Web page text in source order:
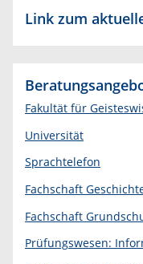
Link zum
Fakultät für
Universität
Sprachtelefon
Fachschaft
Fachschaft
Prüfungswesen: